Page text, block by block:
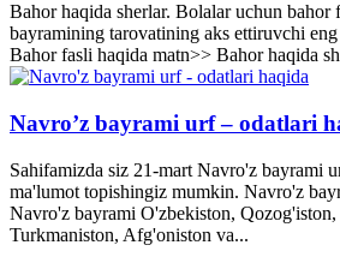
Bahor haqida sherlar. Bolalar uchun bahor
bayramining tarovatining aks ettiruvchi
Bahor fasli haqida matn>> Bahor haqida
Navro’z bayrami urf – odatlari
Sahifamizda siz 21-mart Navro'z bayrami
ma'lumot topishingiz mumkin. Navro'z
Navro'z bayrami O'zbekiston,
Turkmaniston, Afg'oniston va...